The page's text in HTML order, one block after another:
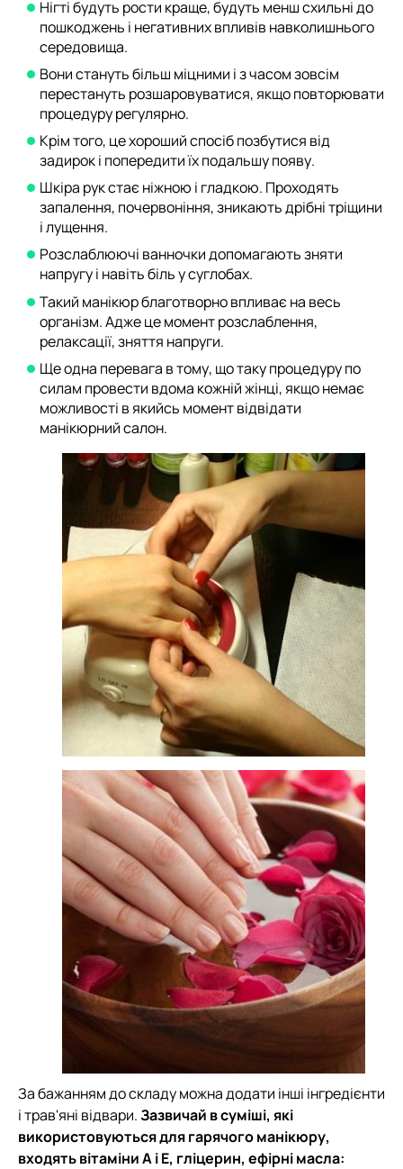
Нігті будуть рости краще, будуть менш схильні до
пошкоджень і негативних впливів навколишнього
середовища.
Вони стануть більш міцними і з часом зовсім
перестануть розшаровуватися, якщо повторювати
процедуру регулярно.
Крім того, це хороший спосіб позбутися від
задирок і попередити їх подальшу появу.
Шкіра рук стає ніжною і гладкою. Проходять
запалення, почервоніння, зникають дрібні тріщини
і лущення.
Розслаблюючі ванночки допомагають зняти
напругу і навіть біль у суглобах.
Такий манікюр благотворно впливає на весь
організм. Адже це момент розслаблення,
релаксації, зняття напруги.
Ще одна перевага в тому, що таку процедуру по
силам провести вдома кожній жінці, якщо немає
можливості в якийсь момент відвідати
манікюрний салон.
За бажанням до складу можна додати інші інгредієнти
і трав'яні відвари.Зазвичай в суміші, які
використовуються для гарячого манікюру,
входять вітаміни А і Е, гліцерин, ефірні масла: